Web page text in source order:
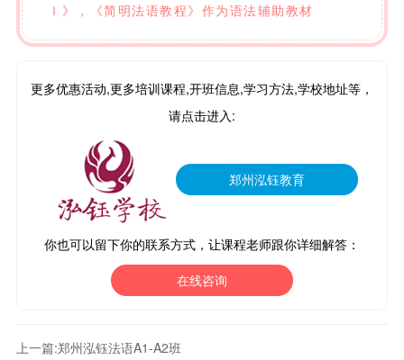
ｌ》，《简明法语教程》作为语法辅助教材
更多优惠活动,更多培训课程,开班信息,学习方法,学校地址等，
请点击进入:
郑州泓钰教育
你也可以留下你的联系方式，让课程老师跟你详细解答：
在线咨询
上一篇:郑州泓钰法语A1-A2班